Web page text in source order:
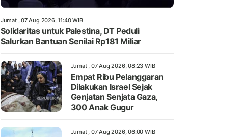
Jumat , 07 Aug 2026, 11:40 WIB
Solidaritas untuk Palestina, DT Peduli
Salurkan Bantuan Senilai Rp181 Miliar
Jumat , 07 Aug 2026, 08:23 WIB
Empat Ribu Pelanggaran
Dilakukan Israel Sejak
Genjatan Senjata Gaza,
300 Anak Gugur
Jumat , 07 Aug 2026, 06:00 WIB